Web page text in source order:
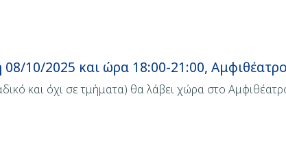
10/2025 και ώρα 18:00-21:00, Αμφιθέατρο
και όχι σε τμήματα) θα λάβει χώρα στο